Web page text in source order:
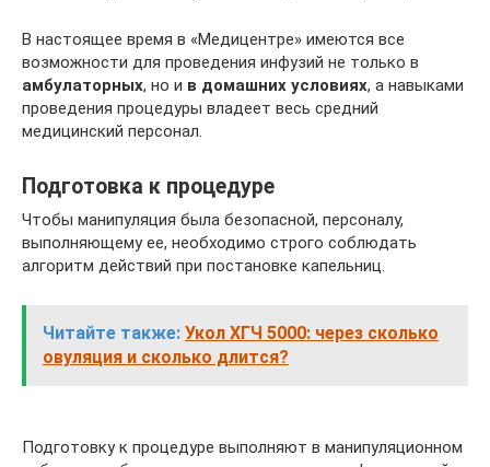
В настоящее время в «Медицентре» имеются все
возможности для проведения инфузий не только в
амбулаторных, но и в домашних условиях, а навыками
проведения процедуры владеет весь средний
медицинский персонал.
Подготовка к процедуре
Чтобы манипуляция была безопасной, персоналу,
выполняющему ее, необходимо строго соблюдать
алгоритм действий при постановке капельниц.
Читайте также: Укол ХГЧ 5000: через сколько
овуляция и сколько длится?
Подготовку к процедуре выполняют в манипуляционном